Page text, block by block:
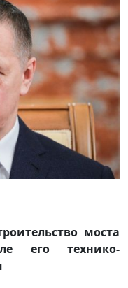
моста
его технико-